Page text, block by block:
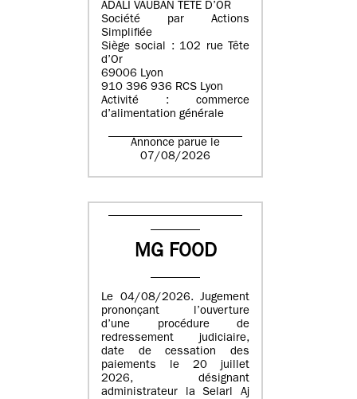
ADALI VAUBAN TETE D’OR
Société par Actions
Simplifiée
Siège social : 102 rue Tête
d’Or
69006 Lyon
910 396 936 RCS Lyon
Activité : commerce
d’alimentation générale
Annonce parue le
07/08/2026
MG FOOD
Le 04/08/2026. Jugement
prononçant l’ouverture
d’une procédure de
redressement judiciaire,
date de cessation des
paiements le 20 juillet
2026, désignant
administrateur la Selarl Aj